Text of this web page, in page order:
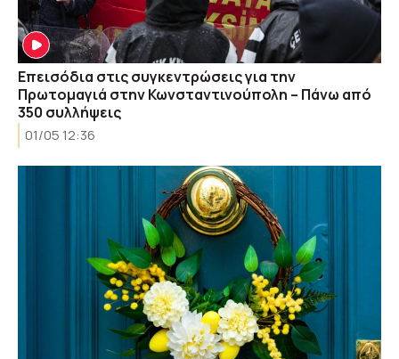
Επεισόδια στις συγκεντρώσεις για την
Πρωτομαγιά στην Κωνσταντινούπολη – Πάνω από
350 συλλήψεις
01/05 12:36